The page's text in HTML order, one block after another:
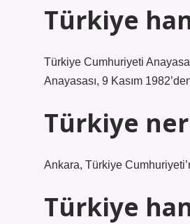
Türkiye
Türkiye Cumhuriyeti
Anayasası, 9 Kasım
Türkiye
Ankara, Türkiye
Türkiye